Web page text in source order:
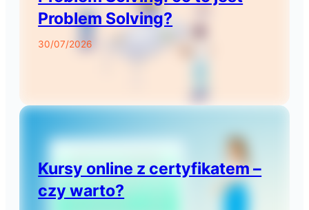
Problem Solving?
30/07/2026
Kursy online z certyfikatem –
czy warto?